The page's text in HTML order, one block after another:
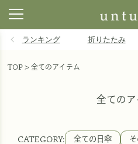
ランキング 折りたたみ
TOP 全てのアイテム
全てのア
全ての日傘